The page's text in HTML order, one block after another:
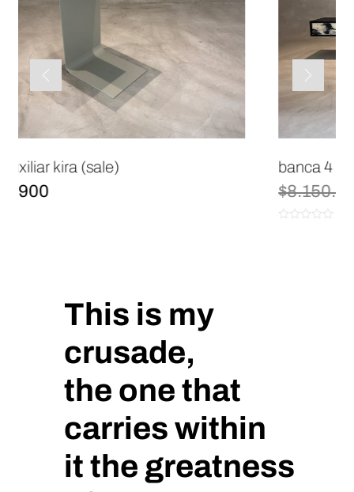
banca 4 puestos (sale)
precio
actual
This is my
crusade,
the one that
carries within
it the greatness